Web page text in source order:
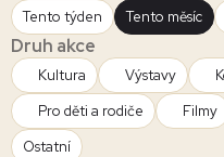
Tento týden Tento měsíc
Druh akce
Kultura Výstavy
Pro děti a rodiče
Filmy
Ostatní